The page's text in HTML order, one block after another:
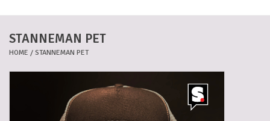
Biermanden
Blikken
STANNEMAN PET
HOME / STANNEMAN PET